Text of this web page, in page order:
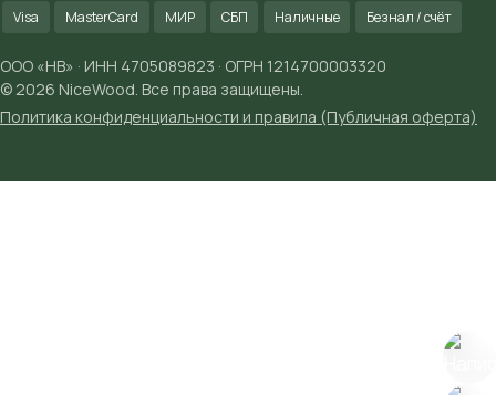
Visa MasterCard МИР СБП Наличные Безнал / счёт
ООО «НВ» · ИНН 4705089823 · ОГРН 1214700003320
© 2026 NiceWood. Все права защищены.
Политика конфиденциальности и правила (Публичная оферта)